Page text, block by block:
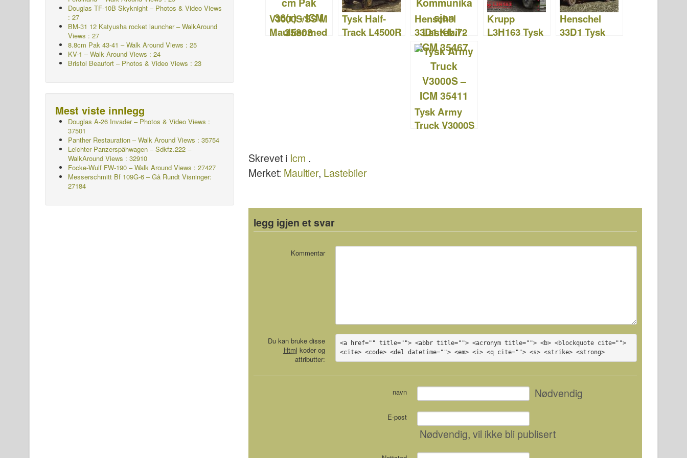
o
k
n
V3000S/SS M
Maultier med
Tysk Half-
Track L4500R
Henschel
33D1 Kfz.72
Radio
Kommunikasj
on Lastebil –
ICM 35467
Krupp
L3H163 Tysk
Henschel
33D1 Tysk
Tysk Army
Truck V3000S
Skrevet i Icm .
Merket: Maultier, Lastebiler
legg igjen et svar
Kommentar
Du kan bruke disse
Html koder og
attributter:
<a href="" title=""> <abbr title=""> <acronym title=""> <b> <blockquote cite="">
<cite> <code> <del datetime=""> <em> <i> <q cite=""> <s> <strike> <strong>
navn Nødvendig
E-post
Nødvendig, vil ikke bli publisert
Douglas TF-10B Skyknight – Photos & Video Views
: 27
BM-31 12 Katyusha rocket launcher – WalkAround
Views : 27
8.8cm Pak 43-41 – Walk Around Views : 25
KV-1 – Walk Around Views : 24
Bristol Beaufort – Photos & Video Views : 23
Mest viste innlegg
Douglas A-26 Invader – Photos & Video Views :
37501
Panther Restauration – Walk Around Views : 35754
Leichter Panzerspähwagen – Sdkfz.222 –
WalkAround Views : 32910
Focke-Wulf FW-190 – Walk Around Views : 27427
Messerschmitt Bf 109G-6 – Gå Rundt Visninger:
27184